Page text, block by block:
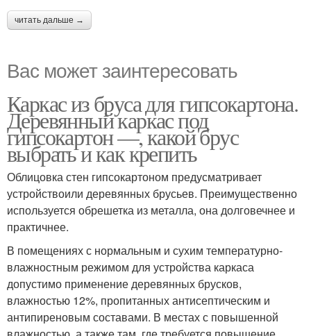
читать дальше →
Вас может заинтересовать
Каркас из бруса для гипсокартона.
Деревянный каркас под
гипсокартон —, какой брус
выбрать и как крепить
Облицовка стен гипсокартоном предусматривает
устройствоили деревянных брусьев. Преимущественно
используется обрешетка из металла, она долговечнее и
практичнее.
В помещениях с нормальным и сухим температурно-
влажностным режимом для устройства каркаса
допустимо применение деревянных брусков,
влажностью 12%, пропитанных антисептическим и
антипиреновым составами. В местах с повышенной